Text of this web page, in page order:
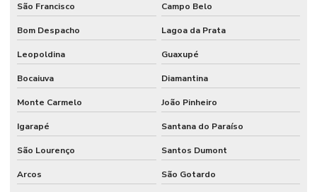
São Francisco Campo Belo
Bom Despacho Lagoa da Prata
Leopoldina Guaxupé
Bocaiuva Diamantina
Monte Carmelo João Pinheiro
Igarapé Santana do Paraíso
São Lourenço Santos Dumont
Arcos São Gotardo